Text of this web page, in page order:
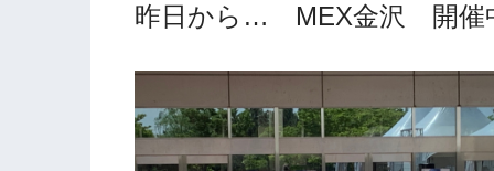
昨日から… MEX金沢 開催